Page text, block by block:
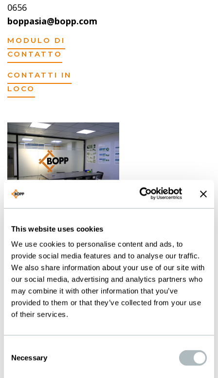
This website uses cookies
We use cookies to personalise content and ads, to
provide social media features and to analyse our traffic.
We also share information about your use of our site with
our social media, advertising and analytics partners who
may combine it with other information that you’ve
provided to them or that they’ve collected from your use
of their services.
Selection
Necessary
0656
boppasia@bopp.com
MODULO DI
CONTATTO
CONTATTI IN
LOCO
SAMWOO
ENTERPRISE
(G. BOPP
ASIA)
Room 705, YLT
Building
110-8 Donghuan 1 RD
Yousong community
Longhua District
Guangdong, China